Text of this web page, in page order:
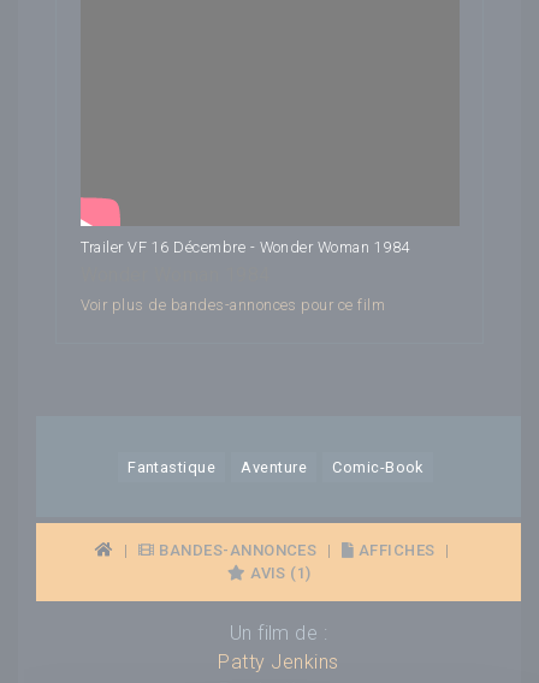
Trailer VF 16 Décembre - Wonder Woman 1984
Voir plus de bandes-annonces pour ce film
Fantastique Aventure Comic-Book
| BANDES-ANNONCES | AFFICHES
|
AVIS (1)
Un film de :
Patty Jenkins